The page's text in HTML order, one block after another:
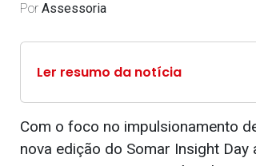
Por Assessoria
Ler resumo da notícia
Com o foco no impulsionamento
nova edição do Somar Insight